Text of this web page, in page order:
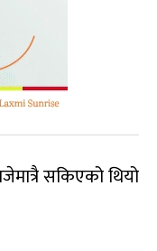
सकिएको थियो